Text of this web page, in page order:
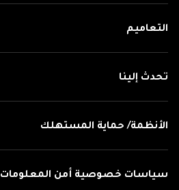
التعاميم
تحدث إلينا
الأنظمة/ حماية المستهلك
سياسات خصوصية أمن المعلومات